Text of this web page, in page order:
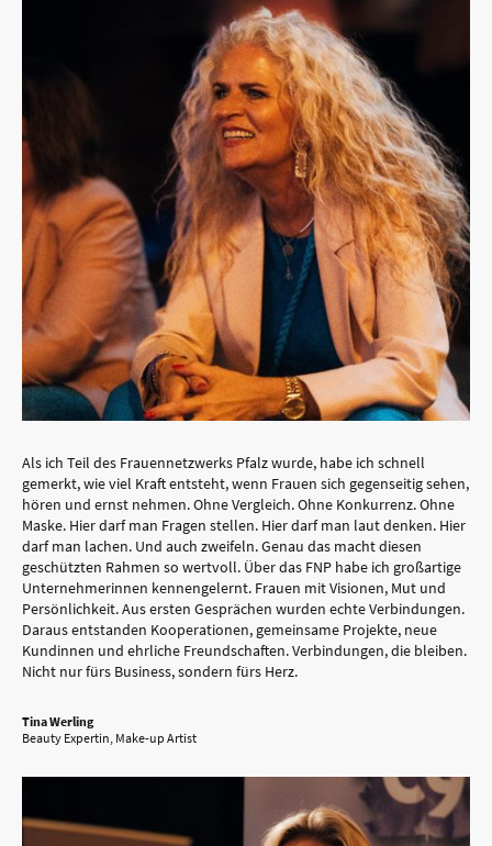
Als ich Teil des Frauennetzwerks Pfalz wurde, habe ich schnell
gemerkt, wie viel Kraft entsteht, wenn Frauen sich gegenseitig sehen,
hören und ernst nehmen. Ohne Vergleich. Ohne Konkurrenz. Ohne
Maske. Hier darf man Fragen stellen. Hier darf man laut denken. Hier
darf man lachen. Und auch zweifeln. Genau das macht diesen
geschützten Rahmen so wertvoll. Über das FNP habe ich großartige
Unternehmerinnen kennengelernt. Frauen mit Visionen, Mut und
Persönlichkeit. Aus ersten Gesprächen wurden echte Verbindungen.
Daraus entstanden Kooperationen, gemeinsame Projekte, neue
Kundinnen und ehrliche Freundschaften. Verbindungen, die bleiben.
Nicht nur fürs Business, sondern fürs Herz.
Tina Werling
Beauty Expertin, Make-up Artist